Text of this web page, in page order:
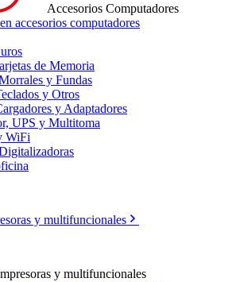
Accesorios Computadores
accesorios computadores
de Memoria
y Fundas
y Otros
y Adaptadores
UPS y Multitoma
WiFi
y multifuncionales
y multifuncionales